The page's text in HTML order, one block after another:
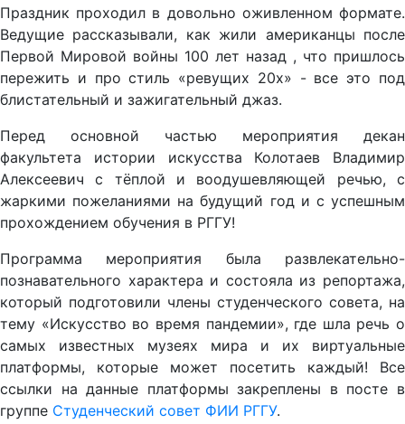
Праздник проходил в довольно оживленном формате.
Ведущие рассказывали, как жили американцы после
Первой Мировой войны 100 лет назад , что пришлось
пережить и про стиль «ревущих 20х» - все это под
блистательный и зажигательный джаз.
Перед основной частью мероприятия декан
факультета истории искусства Колотаев Владимир
Алексеевич с тёплой и воодушевляющей речью, с
жаркими пожеланиями на будущий год и с успешным
прохождением обучения в РГГУ!
Программа мероприятия была развлекательно-
познавательного характера и состояла из репортажа,
который подготовили члены студенческого совета, на
тему «Искусство во время пандемии», где шла речь о
самых известных музеях мира и их виртуальные
платформы, которые может посетить каждый! Все
ссылки на данные платформы закреплены в посте в
группе Студенческий совет ФИИ РГГУ.